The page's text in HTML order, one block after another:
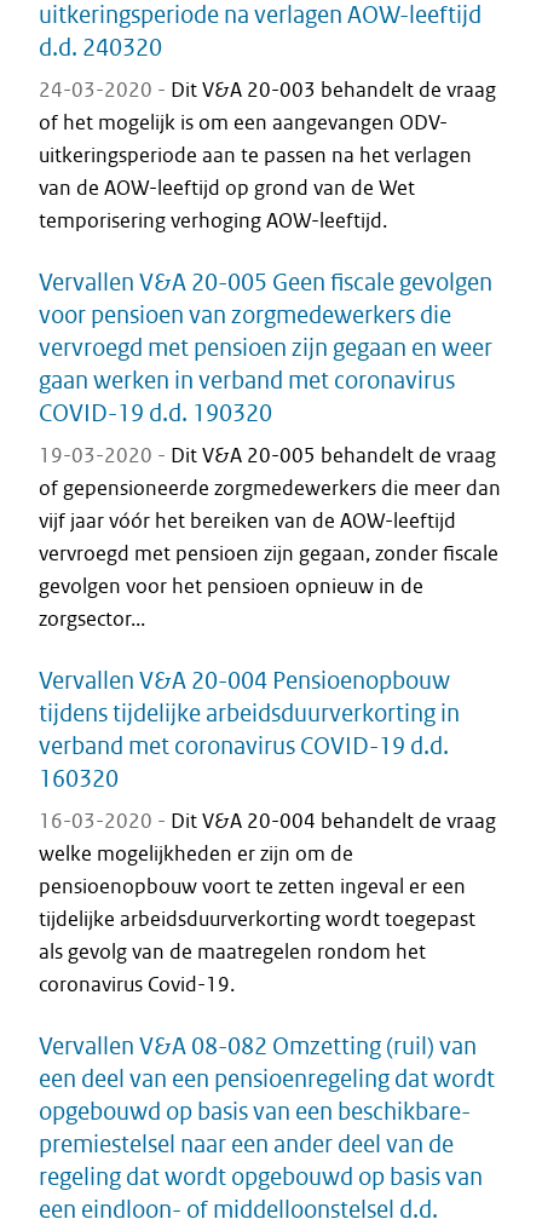
uitkeringsperiode na verlagen AOW-leeftijd
d.d. 240320
24-03-2020 - Dit V&A 20-003 behandelt de vraag
of het mogelijk is om een aangevangen ODV-
uitkeringsperiode aan te passen na het verlagen
van de AOW-leeftijd op grond van de Wet
temporisering verhoging AOW-leeftijd.
Vervallen V&A 20-005 Geen fiscale gevolgen
voor pensioen van zorgmedewerkers die
vervroegd met pensioen zijn gegaan en weer
gaan werken in verband met coronavirus
COVID-19 d.d. 190320
19-03-2020 - Dit V&A 20-005 behandelt de vraag
of gepensioneerde zorgmedewerkers die meer dan
vijf jaar vóór het bereiken van de AOW-leeftijd
vervroegd met pensioen zijn gegaan, zonder fiscale
gevolgen voor het pensioen opnieuw in de
zorgsector...
Vervallen V&A 20-004 Pensioenopbouw
tijdens tijdelijke arbeidsduurverkorting in
verband met coronavirus COVID-19 d.d.
160320
16-03-2020 - Dit V&A 20-004 behandelt de vraag
welke mogelijkheden er zijn om de
pensioenopbouw voort te zetten ingeval er een
tijdelijke arbeidsduurverkorting wordt toegepast
als gevolg van de maatregelen rondom het
coronavirus Covid-19.
Vervallen V&A 08-082 Omzetting (ruil) van
een deel van een pensioenregeling dat wordt
opgebouwd op basis van een beschikbare-
premiestelsel naar een ander deel van de
regeling dat wordt opgebouwd op basis van
een eindloon- of middelloonstelsel d.d.